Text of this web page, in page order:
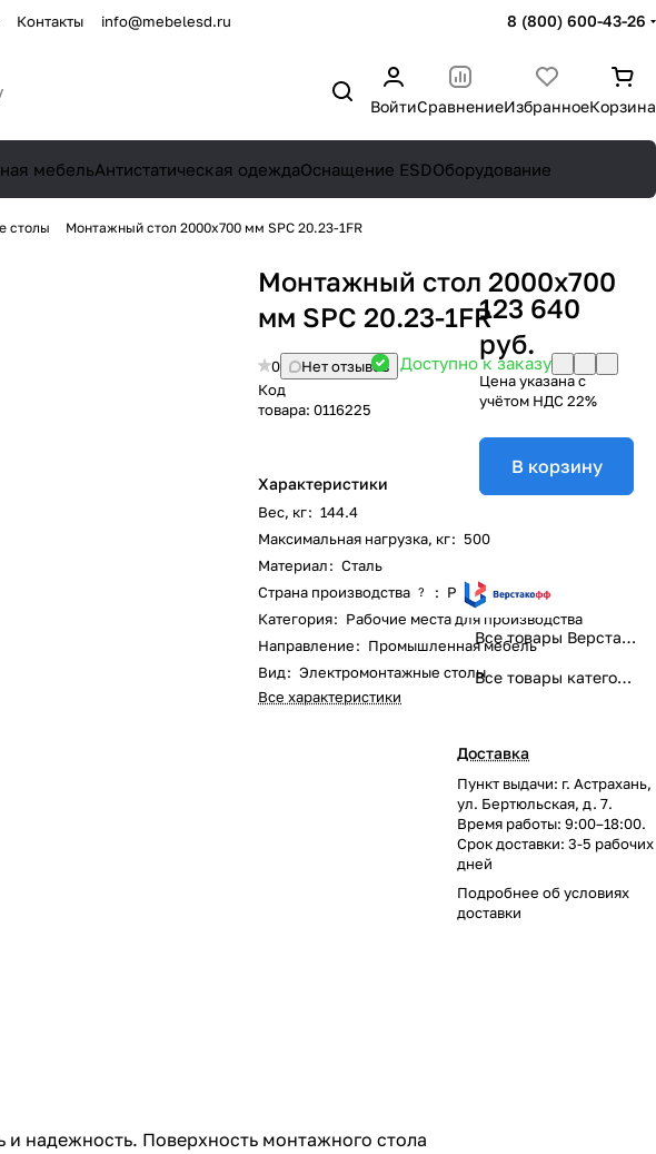
Контакты info@mebelesd.ru 8 (800) 600-43-26
ВойтиСравнениеИзбранноеКорзина
мебельАнтистатическая одеждаОснащение ESDОборудование
столы Монтажный стол 2000х700 мм SPC 20.23-1FR
Монтажный стол 2000х700
мм SPC 20.23-1FR
0
Нет отзывов
Код
товара: 0116225
Доступно к заказу
Характеристики
Вес, кг: 144.4
Максимальная нагрузка, кг: 500
Материал: Сталь
Страна производства ? : Россия
Категория: Рабочие места для производства
Направление: Промышленная мебель
Вид: Электромонтажные столы
Все характеристики
123 640
руб.
Цена указана с
учётом НДС 22%
В корзину
Все товары Верстакофф
Все товары категории
Доставка
Пункт выдачи: г. Астрахань,
ул. Бертюльская, д. 7.
Время работы: 9:00–18:00.
Срок доставки: 3-5 рабочих
дней
Подробнее обусловиях
доставки
надежность. Поверхность монтажного стола